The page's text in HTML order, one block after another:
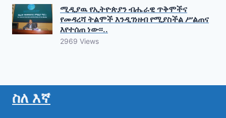
ሚዲያዉ የኢትዮጵያን ብሔራዊ ጥቅሞችና
የመዳረሻ ትልሞች እንዲገነዘብ የሚያስችል ሥልጠና
እየተሰጠ ነው፡፡..
2969 Views
ስለ እኛ